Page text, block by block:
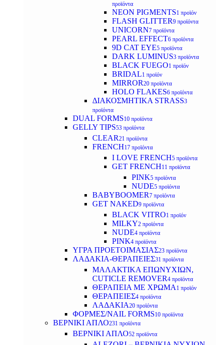
προϊόντα
NEON PIGMENTS1 προϊόν
FLASH GLITTER9 προϊόντα
UNICORN7 προϊόντα
PEARL EFFECT6 προϊόντα
9D CAT EYE5 προϊόντα
DARK LUMINUS3 προϊόντα
BLACK FUEGO1 προϊόν
BRIDAL1 προϊόν
MIRROR20 προϊόντα
HOLO FLAKES6 προϊόντα
ΔΙΑΚΟΣΜΗΤΙΚΑ STRASS3
προϊόντα
DUAL FORMS10 προϊόντα
GELLY TIPS53 προϊόντα
CLEAR21 προϊόντα
FRENCH17 προϊόντα
I LOVE FRENCH5 προϊόντα
GET FRENCH11 προϊόντα
PINK5 προϊόντα
NUDE5 προϊόντα
BABYBOOMER7 προϊόντα
GET NAKED9 προϊόντα
BLACK VITRO1 προϊόν
MILKY2 προϊόντα
NUDE4 προϊόντα
PINK4 προϊόντα
ΥΓΡΑ ΠΡΟΕΤΟΙΜΑΣΙΑΣ23 προϊόντα
ΛΑΔΑΚΙΑ-ΘΕΡΑΠΕΙΕΣ31 προϊόντα
ΜΑΛΑΚΤΙΚΑ ΕΠΩΝΥΧΙΩΝ,
CUTICLE REMOVER4 προϊόντα
ΘΕΡΑΠΕΙΑ ΜΕ ΧΡΩΜΑ 1 προϊόν
ΘΕΡΑΠΕΙΕΣ4 προϊόντα
ΛΑΔΑΚΙΑ20 προϊόντα
ΦΟΡΜΕΣ/NAIL FORMS10 προϊόντα
ΒΕΡΝΙΚΙ ΑΠΛΟ231 προϊόντα
ΒΕΡΝΙΚΙ ΑΠΛΟ52 προϊόντα